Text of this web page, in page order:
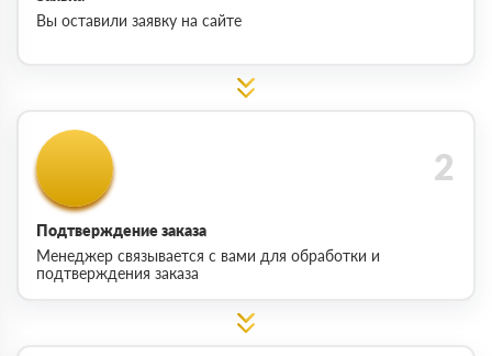
Вы оставили заявку на сайте
Подтверждение заказа
Менеджер связывается с вами для обработки и
подтверждения заказа